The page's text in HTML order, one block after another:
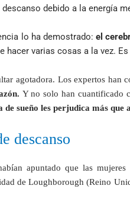
debido a la energía
lo ha demostrado: el
hacer varias cosas a la vez.
agotadora. Los expertos han
Y no solo han cuantificado
de sueño les perjudica más que
descanso
apuntado que las
de Loughborough (Reino